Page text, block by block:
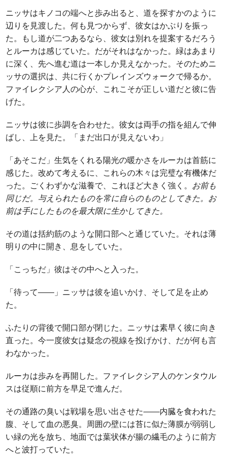
ニッサはキノコの端へと歩み出ると、道を探すかのように
辺りを見渡した。何も見つからず、彼女はかぶりを振っ
た。もし道が二つあるなら、彼女は別れを提案するだろう
とルーカは感じていた。だがそれはなかった。緑はあまり
に深く、先へ進む道は一本しか見えなかった。そのためニ
ッサの選択は、共に行くかプレインズウォークで帰るか。
ファイレクシア人の心が、これこそが正しい道だと彼に告
げた。
ニッサは彼に歩調を合わせた。彼女は両手の指を組んで伸
ばし、上を見た。「まだ出口が見えないわ」
「あそこだ」生気をくれる陽光の暖かさをルーカは首筋に
感じた。改めて考えるに、これらの木々は完璧な有機体だ
った。ごくわずかな滋養で、これほど大きく強く。 お前も
同じだ。与えられたものを常に自らのものとしてきた。お
前は手にしたものを最大限に生かしてきた。
その道は括約筋のような開口部へと通じていた。それは薄
明りの中に開き、息をしていた。
「こっちだ」彼はその中へと入った。
「待って――」ニッサは彼を追いかけ、そして足を止め
た。
ふたりの背後で開口部が閉じた。ニッサは素早く彼に向き
直った。今一度彼女は疑念の視線を投げかけ、だが何も言
わなかった。
ルーカは歩みを再開した。ファイレクシア人のケンタウル
スは従順に前方を早足で進んだ。
その通路の臭いは戦場を思い出させた――内臓を食われた
腹、そして血の悪臭。周囲の壁には苔に似た薄膜が弱弱し
い緑の光を放ち、地面では葉状体が腸の繊毛のように前方
へと波打っていた。